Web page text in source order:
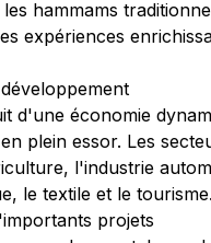
hammams
expériences
d'une économie
plein essor. Les
l'industrie
le textile et le
projets